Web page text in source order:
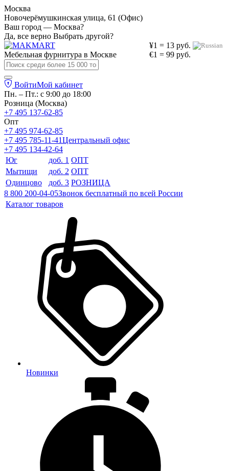
Москва
Новочерёмушкинская улица, 61 (Офис)
Ваш город — Москва?
Да, все верно Выбрать другой?
¥1 = 13 руб.
€1 = 99 руб.
Мебельная фурнитура в Москве
ВойтиМой кабинет
Пн. – Пт.: с 9:00 до 18:00
Розница (Москва)
+7 495 137-62-85
Опт
+7 495 974-62-85
+7 495 785-11-41Центральный офис
+7 495 134-42-64
Юг
доб. 1 ОПТ
Мытищи
доб. 2 ОПТ
Одинцово
доб. 3 РОЗНИЦА
8 800 200-04-05Звонок бесплатный по всей России
Каталог товаров
Новинки